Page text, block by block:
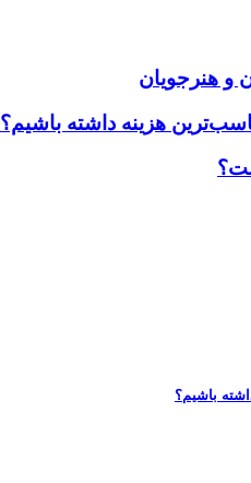
و هنرجویان
هزینه داشته باشیم؟
باشیم؟